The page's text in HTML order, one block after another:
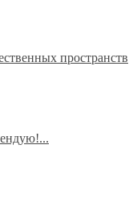
пространств